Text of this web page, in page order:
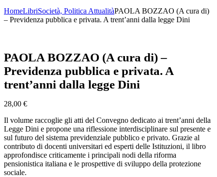
HomeLibriSocietà, Politica AttualitàPAOLA BOZZAO (A cura di)
– Previdenza pubblica e privata. A trent’anni dalla legge Dini
PAOLA BOZZAO (A cura di) –
Previdenza pubblica e privata. A
trent’anni dalla legge Dini
28,00 €
Il volume raccoglie gli atti del Convegno dedicato ai trent’anni della
Legge Dini e propone una riflessione interdisciplinare sul presente e
sul futuro del sistema previdenziale pubblico e privato. Grazie al
contributo di docenti universitari ed esperti delle Istituzioni, il libro
approfondisce criticamente i principali nodi della riforma
pensionistica italiana e le prospettive di sviluppo della protezione
sociale.